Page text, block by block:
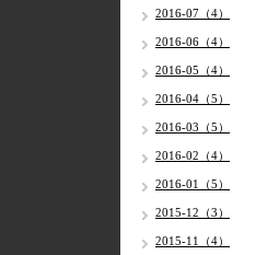
2016-07（4）
2016-06（4）
2016-05（4）
2016-04（5）
2016-03（5）
2016-02（4）
2016-01（5）
2015-12（3）
2015-11（4）